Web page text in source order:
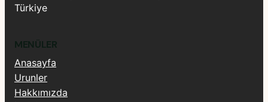
Türkiye
MENÜLER
Anasayfa
Urunler
Hakkımızda